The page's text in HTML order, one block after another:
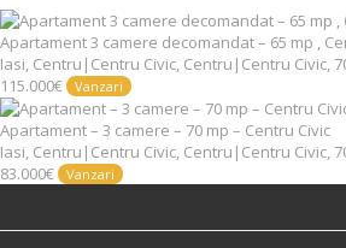
Apartament 3 camere decomandat – 65 mp ,
Iasi, Centru|Centru Civic, Centru|Centru Civic,
115.000€
Vanzari
Apartament – 3 camere – 70 mp – Centru Civic
Iasi, Centru|Centru Civic, Centru|Centru Civic,
83.000€
Vanzari